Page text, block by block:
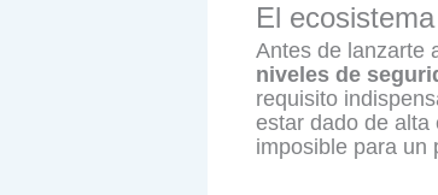
El
Antes de lanzarte
niveles de
requisito
estar dado de alta
imposible para un